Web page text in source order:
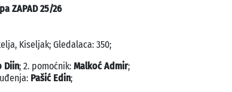
ZAPAD 25/26
Kiseljak; Gledalaca: 350;
Diin; 2. pomoćnik: Malkoć Admir;
Pašić Edin;